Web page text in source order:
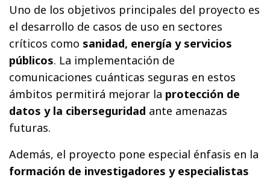
Uno de los objetivos principales del proyecto es
el desarrollo de casos de uso en sectores
críticos como sanidad, energía y servicios
públicos. La implementación de
comunicaciones cuánticas seguras en estos
ámbitos permitirá mejorar la protección de
datos y la ciberseguridad ante amenazas
futuras.
Además, el proyecto pone especial énfasis en la
formación de investigadores y especialistas